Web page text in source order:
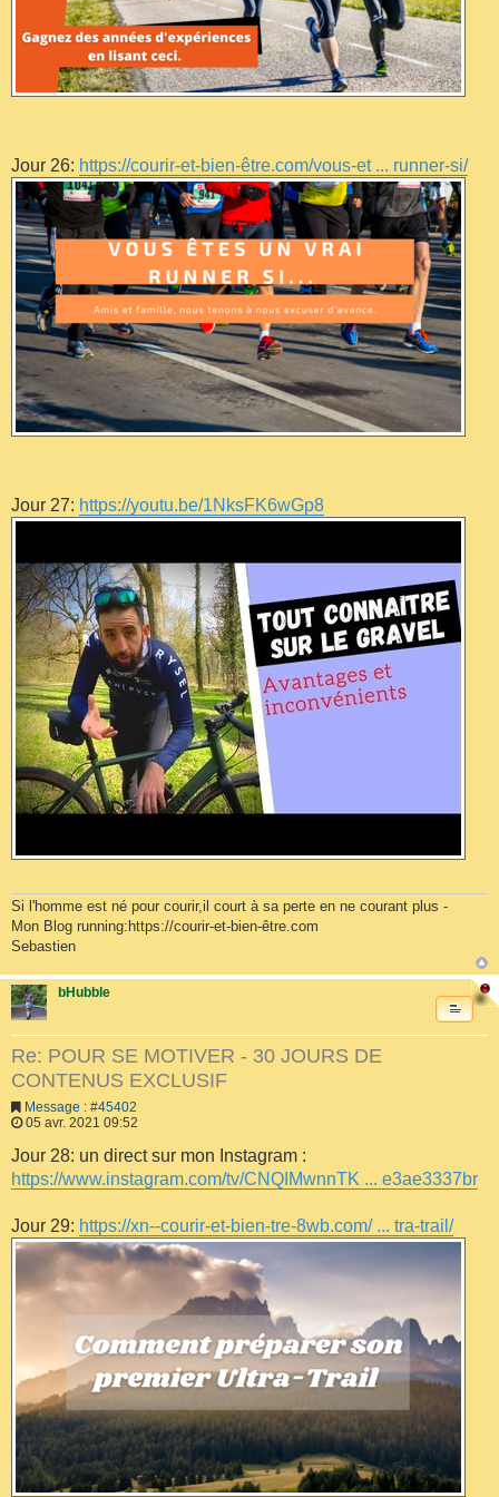
Jour 26: https://courir-et-bien-être.com/vous-et ... runner-si/
Jour 27: https://youtu.be/1NksFK6wGp8
Si l'homme est né pour courir,il court à sa perte en ne courant plus -
Mon Blog running:https://courir-et-bien-être.com
Sebastien
bHubble
Re: POUR SE MOTIVER - 30 JOURS DE
CONTENUS EXCLUSIF
Message : #45402
05 avr. 2021 09:52
Jour 28: un direct sur mon Instagram :
https://www.instagram.com/tv/CNQIMwnnTK ... e3ae3337br
Jour 29: https://xn--courir-et-bien-tre-8wb.com/ ... tra-trail/